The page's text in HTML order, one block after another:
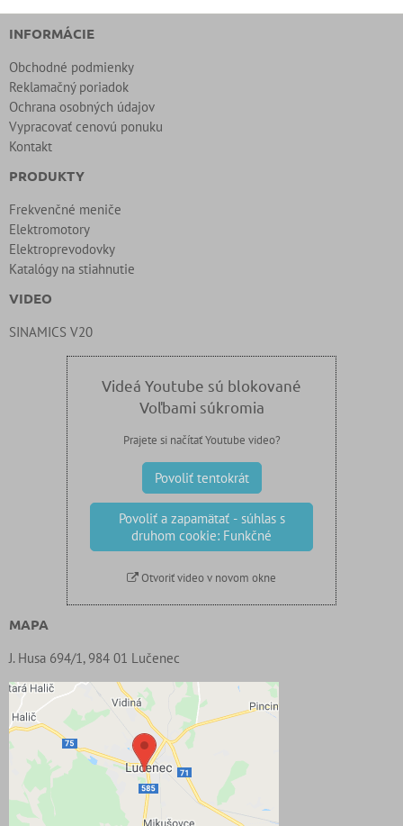
INFORMÁCIE
Obchodné podmienky
Reklamačný poriadok
Ochrana osobných údajov
Vypracovať cenovú ponuku
Kontakt
PRODUKTY
Frekvenčné meniče
Elektromotory
Elektroprevodovky
Katalógy na stiahnutie
VIDEO
SINAMICS V20
Videá Youtube sú blokované
Voľbami súkromia
Prajete si načítať Youtube video?
Povoliť tentokrát
Povoliť a zapamätať - súhlas s
druhom cookie: Funkčné
Otvoriť video v novom okne
MAPA
J. Husa 694/1, 984 01 Lučenec